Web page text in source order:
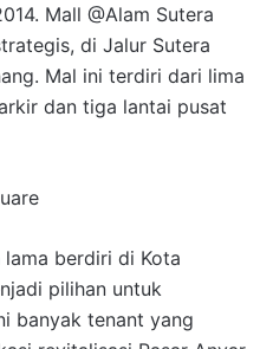
Mall @Alam Sutera
di Jalur Sutera
Mal ini terdiri dari lima
dan tiga lantai pusat
lama berdiri di Kota
pilihan untuk
banyak tenant yang